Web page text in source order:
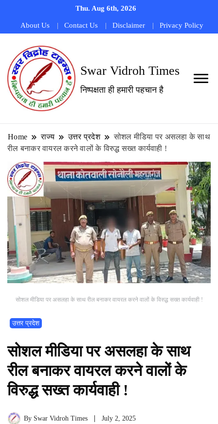
Thu. Aug 6th, 2026
About Us Contact Us Disclaimer Privacy Policy
Swar Vidroh Times
निष्पक्षता ही हमारी पहचान है
Home राज्य उत्तर प्रदेश
सोशल मीडिया पर असलहा के साथ
रील बनाकर वायरल करने वालों के विरुद्ध सख्त कार्यवाही !
सोशल मीडिया पर असलहा के साथ रील बनाकर वायरल करने वालों के विरुद्ध सख्त कार्यवाही !
उत्तर प्रदेश
सोशल मीडिया पर असलहा के साथ
रील बनाकर वायरल करने वालों के
विरुद्ध सख्त कार्यवाही !
By Swar Vidroh Times
July 2, 2025